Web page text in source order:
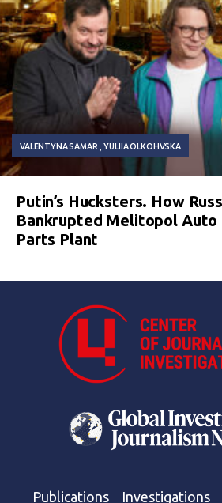
VALENTYNA SAMAR YULIIA OLKOHVSKA
Putin’s Hucksters. How
Bankrupted Melitopol Auto
Parts Plant
Publications Investigations